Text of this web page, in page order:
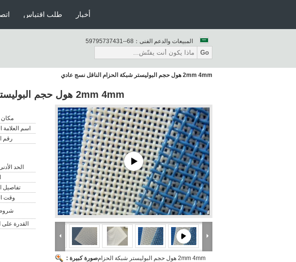
طلب اقتباس أخبار
المبيعات والدعم الفنى： 86--13473759795
Go
2mm 4mm هول حجم البوليستر شبكة الحزام الناقل نسج عادي
2mm 4mm هول حجم البوليستر شبكة الحزام الناقل نسج عادي
صورة كبيرة :2mm 4mm هول حجم البوليستر شبكة الحزام
مكان
اسم العلامة
رقم
الحد
تفاصيل
وقت
القدرة